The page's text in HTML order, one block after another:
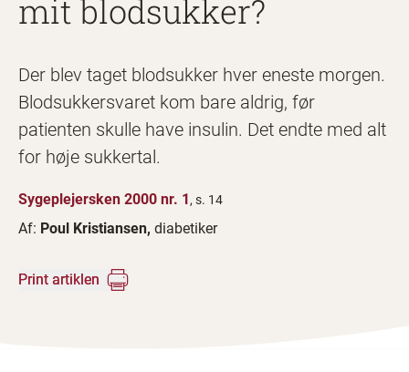
mit blodsukker?
Der blev taget blodsukker hver eneste morgen.
Blodsukkersvaret kom bare aldrig, før
patienten skulle have insulin. Det endte med alt
for høje sukkertal.
Sygeplejersken 2000 nr. 1, s. 14
Af: Poul Kristiansen, diabetiker
Print artiklen